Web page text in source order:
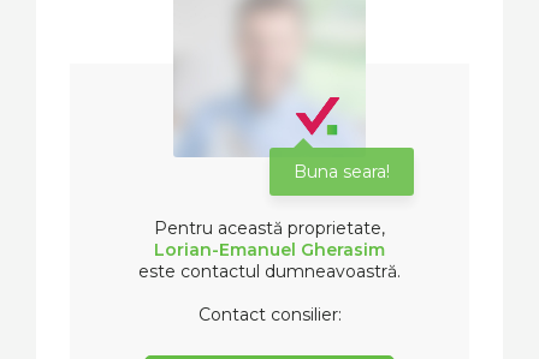
Buna seara!
Pentru această proprietate,
Lorian-Emanuel Gherasim
este contactul dumneavoastră.
Contact consilier: